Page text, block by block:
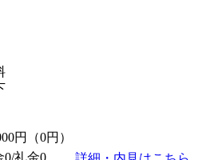
円（0円）